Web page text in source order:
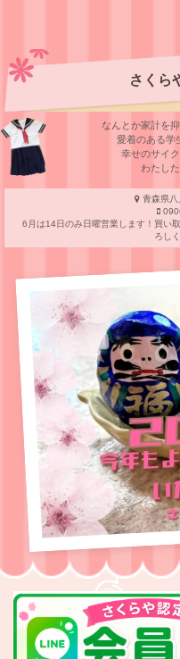
さくら
なんとか家計を
愛着のある学
幸せのサイ
わたし
青森県
6月は14日のみ日曜営業します！買い
ろし